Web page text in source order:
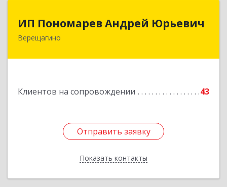
ИП Пономарев Андрей Юрьевич
Верещагино
Клиентов на сопровождении 43
Отправить заявку
Показать контакты
ИП Пономарев Андрей Юрьевич
617120, Пермский край, Верещагинский р-н,
Отправить заявку
Назад